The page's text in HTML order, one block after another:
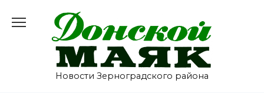
содержанию
Новости Зерноградского района